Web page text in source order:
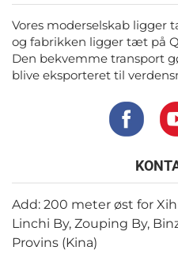
Vores moderselskab ligger
og fabrikken ligger tæt på
Den bekvemme transport
blive eksporteret til
Add: 200 meter øst for
Linchi By, Zouping By,
Provins (Kina)